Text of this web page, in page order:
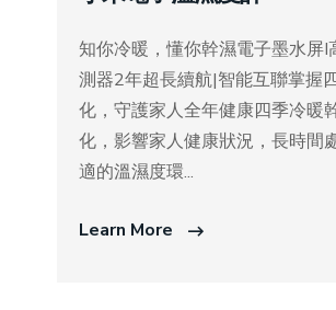
知你冷暖，懂你幹濕電子墨水屏I
測器2年超長續航|智能互聯掌握
化，守護家人全年健康四季冷暖
化，影響家人健康狀況，長時間
適的溫濕度環...
Learn More